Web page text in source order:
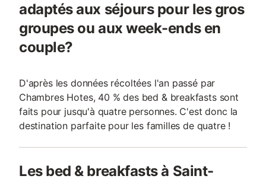
adaptés aux séjours pour les gros
groupes ou aux week-ends en
couple?
D'après les données récoltées l'an passé par
Chambres Hotes, 40 % des bed & breakfasts sont
faits pour jusqu'à quatre personnes. C'est donc la
destination parfaite pour les familles de quatre !
Les bed & breakfasts à Saint-